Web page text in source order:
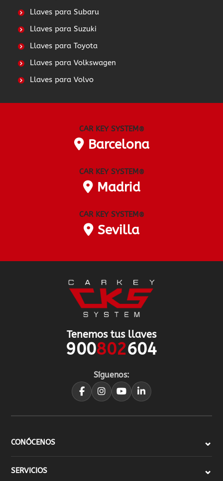
Llaves para Subaru
Llaves para Suzuki
Llaves para Toyota
Llaves para Volkswagen
Llaves para Volvo
CAR KEY SYSTEM®
Barcelona
CAR KEY SYSTEM®
Madrid
CAR KEY SYSTEM®
Sevilla
Tenemos tus llaves
900802604
Síguenos:
CONÓCENOS
SERVICIOS